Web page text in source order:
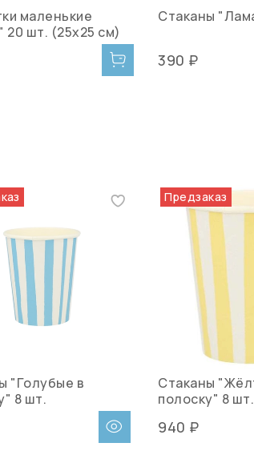
маленькие
20 шт. (25х25 см)
Стаканы
390 ₽
"Голубые в
8 шт.
Предзаказ
Стаканы
полоску" 8 шт.
940 ₽